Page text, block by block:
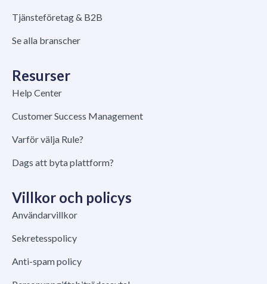
Tjänsteföretag & B2B
Se alla branscher
Resurser
Help Center
Customer Success Management
Varför välja Rule?
Dags att byta plattform?
Villkor och policys
Användarvillkor
Sekretesspolicy
Anti-spam policy